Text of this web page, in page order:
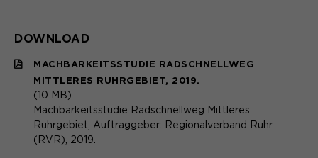
DOWNLOAD
MACHBARKEITSSTUDIE RADSCHNELLWEG
MITTLERES RUHRGEBIET, 2019.
(10 MB)
Machbarkeitsstudie Radschnellweg Mittleres
Ruhrgebiet, Auftraggeber: Regionalverband Ruhr
(RVR), 2019.